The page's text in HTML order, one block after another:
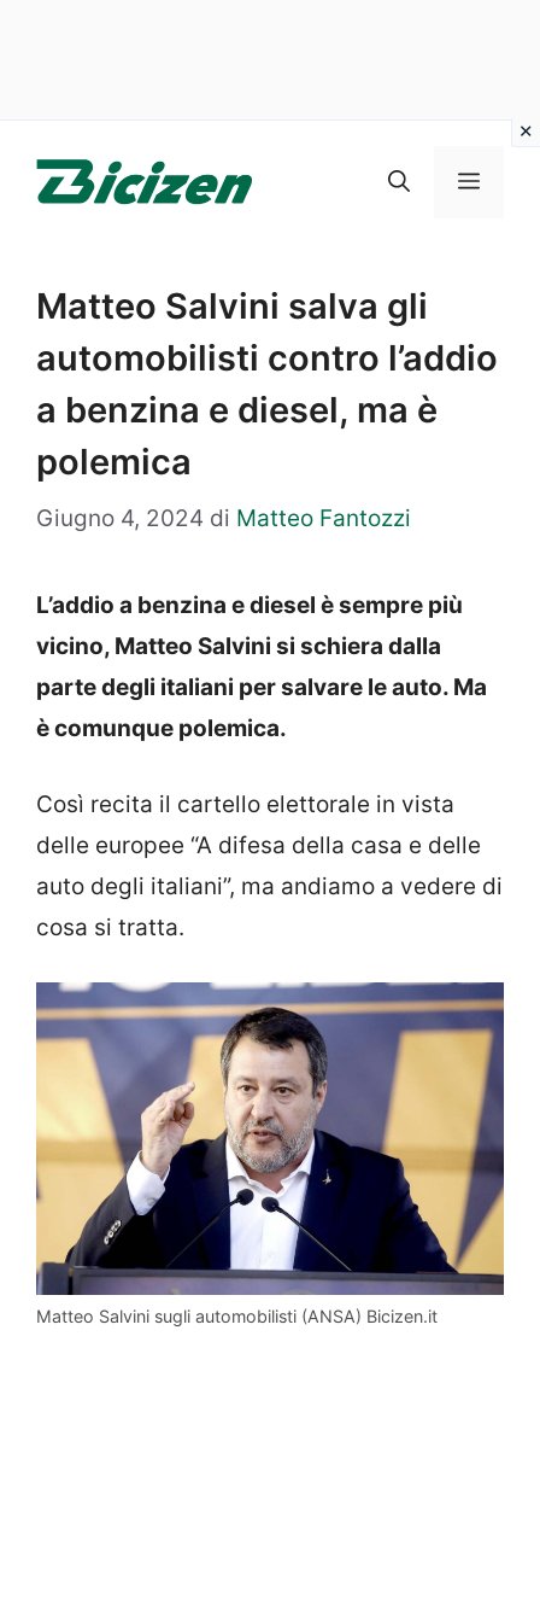
Menu
Matteo Salvini salva gli
automobilisti contro l’addio
a benzina e diesel, ma è
polemica
Giugno 4, 2024 di Matteo Fantozzi
L’addio a benzina e diesel è sempre più
vicino, Matteo Salvini si schiera dalla
parte degli italiani per salvare le auto. Ma
è comunque polemica.
Così recita il cartello elettorale in vista
delle europee “A difesa della casa e delle
auto degli italiani”, ma andiamo a vedere di
cosa si tratta.
Matteo Salvini sugli automobilisti (ANSA) Bicizen.it